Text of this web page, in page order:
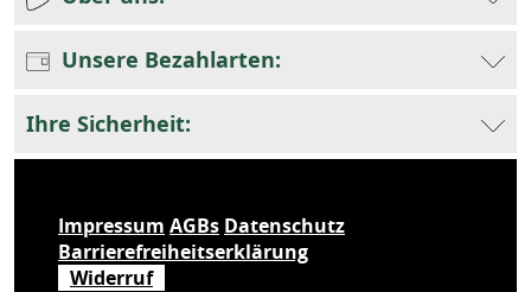
Unsere Bezahlarten:
Ihre Sicherheit:
Impressum AGBs Datenschutz
Barrierefreiheitserklärung
Widerruf